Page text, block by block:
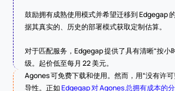
鼓励拥有成熟使用模式并希望迁移到 Edgegap
据其真实的、历史的部署模式获取定制估算。
对于匹配服务，Edgegap 提供了具有清晰“按小
级。起价低至每月 22 美元。
Agones 可免费下载和使用。然而，用“没有许
导性。正如 Edgegap 对 Agones 总拥有成本的